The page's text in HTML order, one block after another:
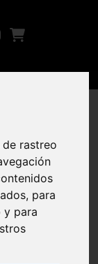
rastreo
para
y para